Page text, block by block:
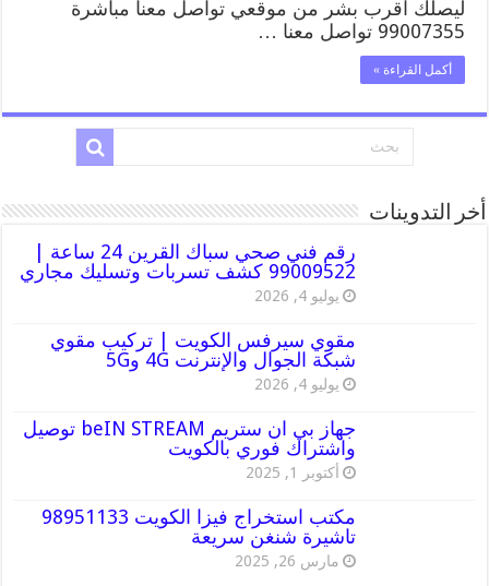
ليصلك اقرب بشر من موقعي تواصل معنا مباشرة
99007355 تواصل معنا …
أكمل القراءة »
أخر التدوينات
رقم فني صحي سباك القرين 24 ساعة |
99009522 كشف تسربات وتسليك مجاري
يوليو 4, 2026
مقوي سيرفس الكويت | تركيب مقوي
شبكة الجوال والإنترنت 4G و5G
يوليو 4, 2026
جهاز بي ان ستريم beIN STREAM توصيل
واشتراك فوري بالكويت
أكتوبر 1, 2025
مكتب استخراج فيزا الكويت 98951133
تاشيرة شنغن سريعة
مارس 26, 2025